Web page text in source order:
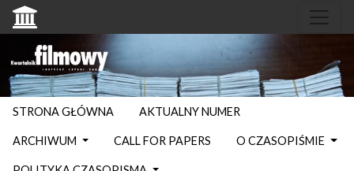
STRONA GŁÓWNA AKTUALNY NUMER
ARCHIWUM CALL FOR PAPERS O CZASOPIŚMIE